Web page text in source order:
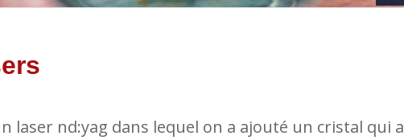
laser nd:yag dans lequel on a ajouté un cristal qui a